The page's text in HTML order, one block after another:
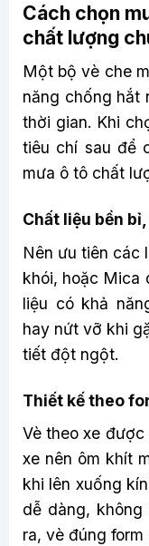
Cách chọn
chất lượng
Một bộ vè che
năng chống hắt
thời gian. Khi
tiêu chí sau để
mưa ô tô chất
Chất liệu bền
Nên ưu tiên các
khói, hoặc Mica
liệu có khả
hay nứt vỡ khi
tiết đột ngột.
Thiết kế theo
Vè theo xe
xe nên ôm khít
khi lên xuống
dễ dàng, không
ra, vè đúng